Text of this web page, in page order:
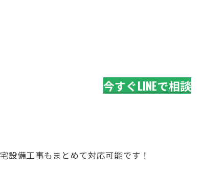
今すぐLINEで相談
設備工事もまとめて対応可能です！